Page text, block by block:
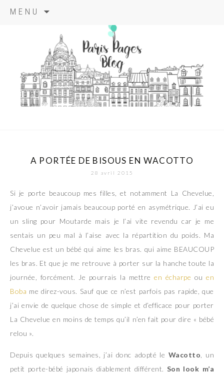
MENU
principal
paris pages
blog
A PORTÉE DE BISOUS EN WACOTTO
28 avril 2015
Si je porte beaucoup mes filles, et notamment La Chevelue,
j’avoue n’avoir jamais beaucoup porté en asymétrique. J’ai eu
un sling pour Moutarde mais je l’ai vite revendu car je me
sentais un peu mal à l’aise avec la répartition du poids. Ma
Chevelue est un bébé qui aime les bras. qui aime BEAUCOUP
les bras. Et que je me retrouve à porter sur la hanche toute la
journée, forcément. Je pourrais la mettre en écharpe ou en
Boba me direz-vous. Sauf que ce n’est parfois pas rapide, que
j’ai envie de quelque chose de simple et d’efficace pour porter
La Chevelue en moins de temps qu’il n’en fait pour dire « bébé
relou ».
Depuis quelques semaines, j’ai donc adopté le Wacotto , un
petit porte-bébé japonais diablement différent. Son look m’a